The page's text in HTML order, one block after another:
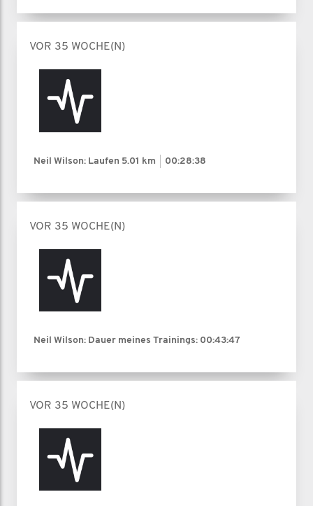
VOR 35 WOCHE(N)
Neil Wilson: Laufen 5.01 km 00:28:38
VOR 35 WOCHE(N)
Neil Wilson: Dauer meines Trainings: 00:43:47
VOR 35 WOCHE(N)